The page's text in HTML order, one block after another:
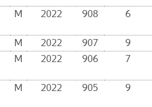
М 2022 908 6
М 2022 907
9
М 2022 906 7
М 2022 905 9